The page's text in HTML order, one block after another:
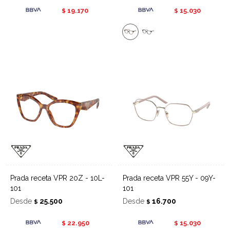
$ 19.170 $ 15.030
Prada receta VPR 20Z - 10L-
101
Desde $ 25.500
$ 22.950
Prada receta VPR 55Y - 09Y-
101
Desde $ 16.700
$ 15.030